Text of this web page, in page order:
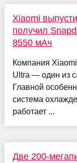
Xiaomi
получил
8550 мАч
Компания
Ultra — один из
Главной
система
работает ...
Две 200-